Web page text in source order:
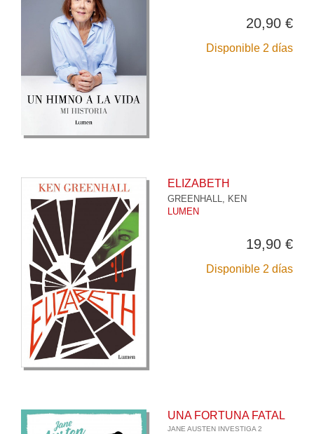
20,90 €
Disponible 2 días
ELIZABETH
GREENHALL, KEN
LUMEN
19,90 €
Disponible 2 días
UNA FORTUNA FATAL
JANE AUSTEN INVESTIGA 2